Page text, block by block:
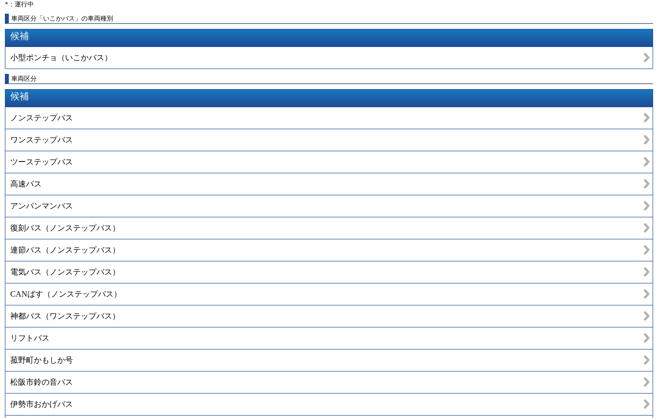
*：運行中
車両区分「いこかバス」の車両種別
候補
小型ポンチョ（いこかバス）
車両区分
候補
ノンステップバス
ワンステップバス
ツーステップバス
高速バス
アンパンマンバス
復刻バス（ノンステップバス）
連節バス（ノンステップバス）
電気バス（ノンステップバス）
CANばす（ノンステップバス）
神都バス（ワンステップバス）
リフトバス
菰野町かもしか号
松阪市鈴の音バス
伊勢市おかげバス